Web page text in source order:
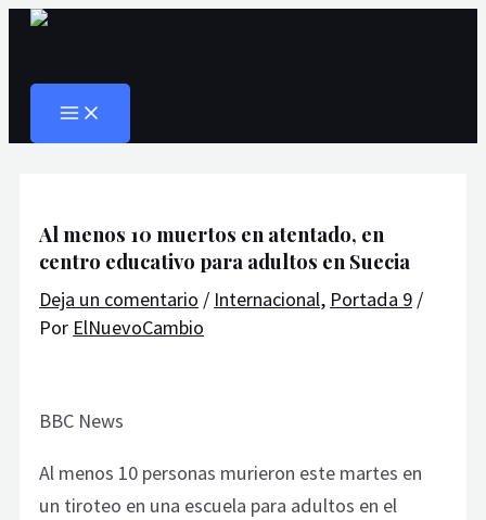
Ir
contenido
MAIN
Al menos 10 muertos en atentado, en
centro educativo para adultos en Suecia
Deja un comentario / Internacional, Portada 9 /
Por ElNuevoCambio
BBC News
Al menos 10 personas murieron este martes en
un tiroteo en una escuela para adultos en el
Navegación
entradas
Escribe
Nombre*
Correo
Web